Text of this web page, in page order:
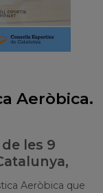
Aeròbica.
les 9
Aeròbica que